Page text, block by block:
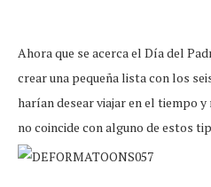
Ahora que se acerca el Día del
crear una pequeña lista con los
harían desear viajar en el tiempo
no coincide con alguno de estos